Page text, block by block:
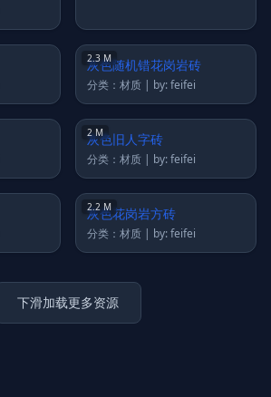
2.3 M
灰色随机错花岗岩砖
2 M